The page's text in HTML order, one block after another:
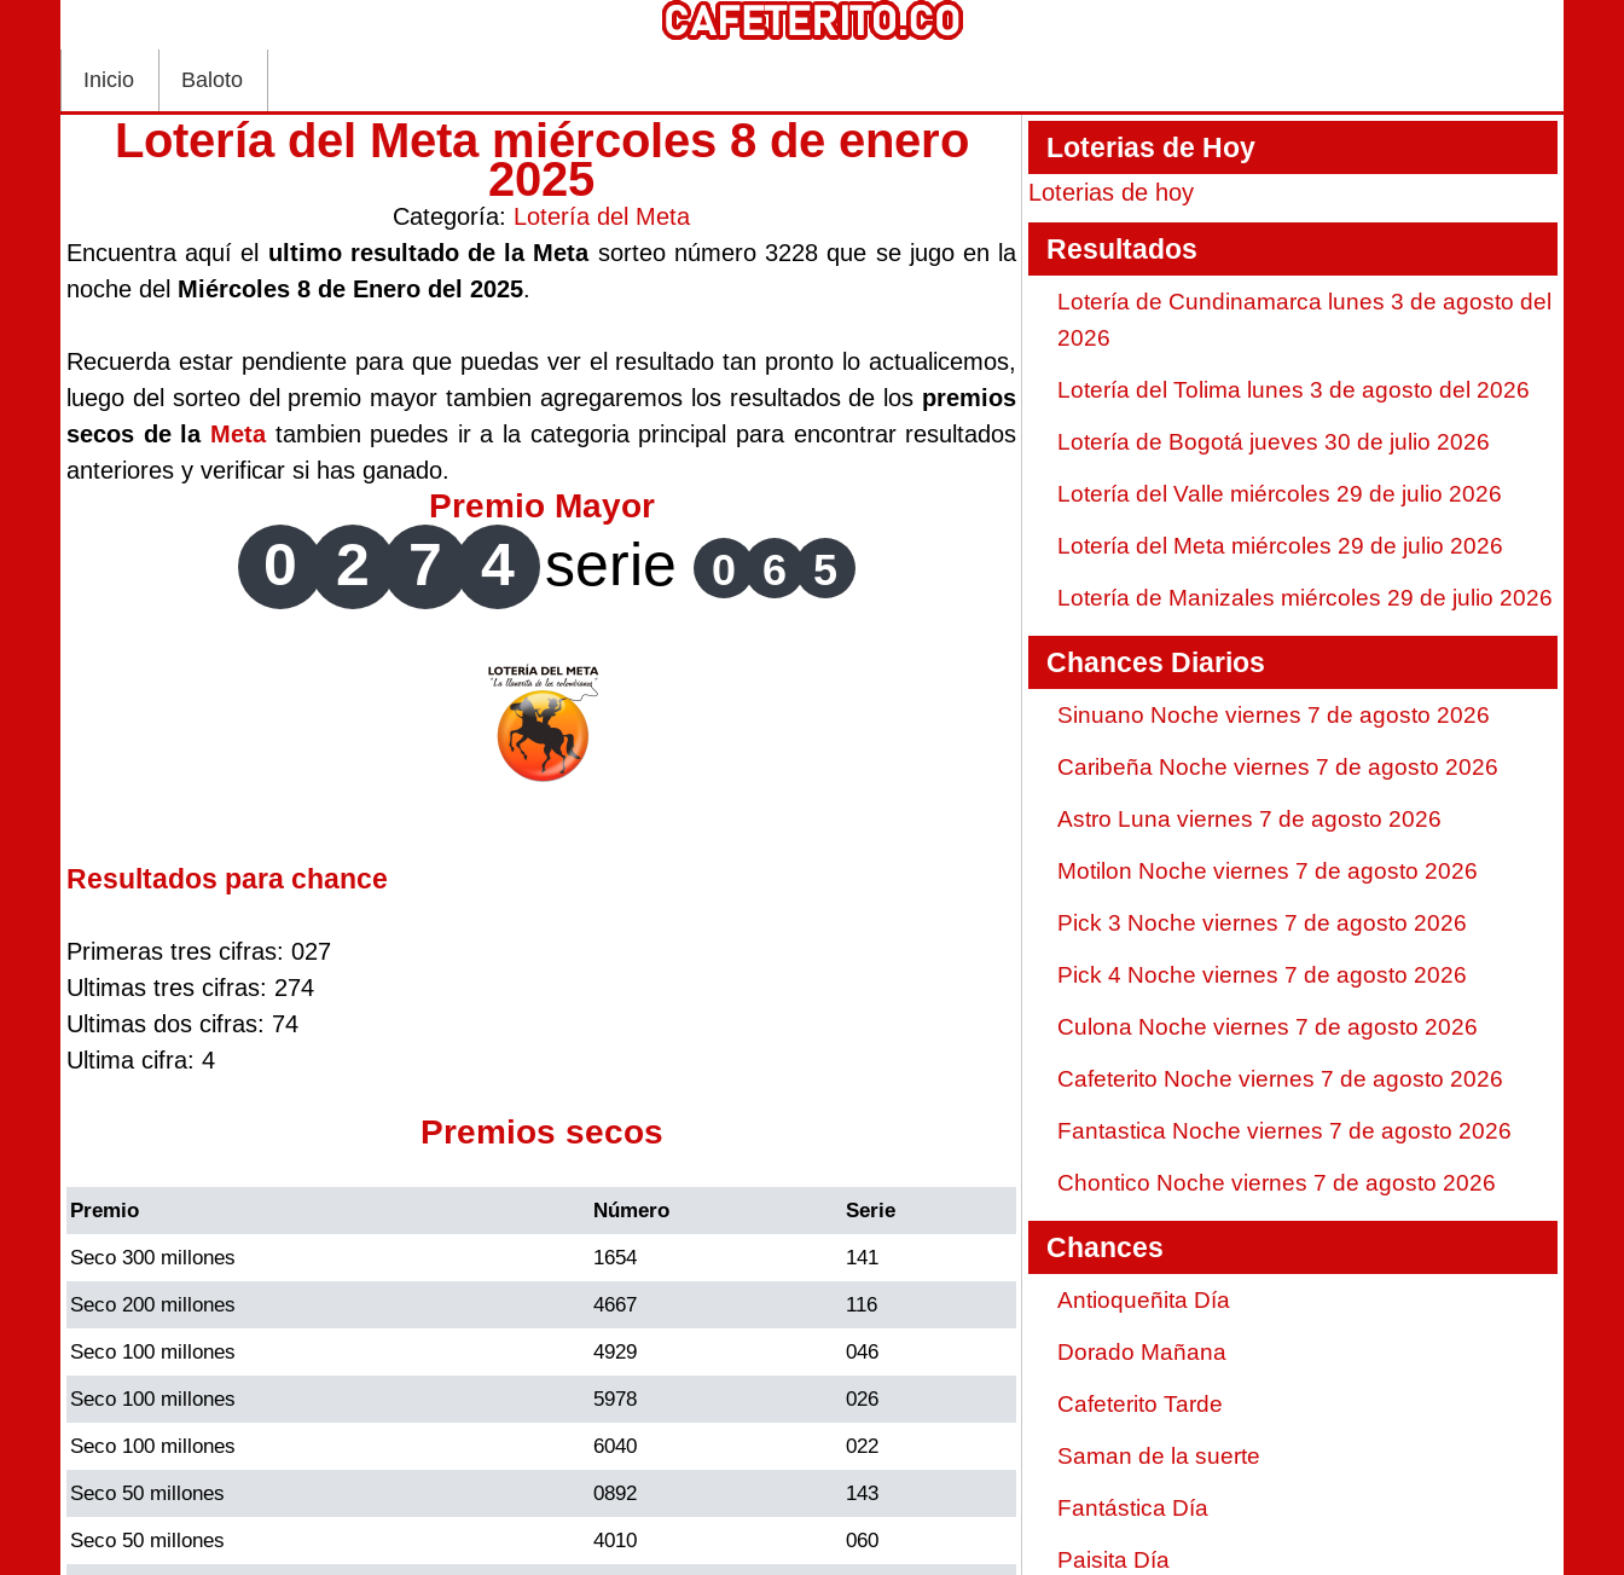
Inicio Baloto
Lotería del Meta miércoles 8 de enero
2025
Categoría: Lotería del Meta
Encuentra aquí el ultimo resultado de la Metasorteo número 3228 que se jugo en la
noche del Miércoles 8 de Enero del 2025.
Recuerda estar pendiente para que puedas ver el resultado tan pronto lo actualicemos,
luego del sorteo del premio mayor tambien agregaremos los resultados de los premios
secos de la Metatambien puedes ir a la categoria principal para encontrar resultados
anteriores y verificar si has ganado.
Premio Mayor
0 2 7 4 serie 0 6 5
Resultados para chance
Primeras tres cifras: 027
Ultimas tres cifras: 274
Ultimas dos cifras: 74
Ultima cifra: 4
Premios secos
Premio Número Serie
Seco 300 millones 1654 141
Seco 200 millones 4667 116
Seco 100 millones 4929 046
Seco 100 millones 5978 026
Seco 100 millones 6040 022
Seco 50 millones 0892 143
Seco 50 millones 4010 060
Loterias de Hoy
Loterias de hoy
Resultados
Lotería de Cundinamarca lunes 3 de agosto del
2026
Lotería del Tolima lunes 3 de agosto del 2026
Lotería de Bogotá jueves 30 de julio 2026
Lotería del Valle miércoles 29 de julio 2026
Lotería del Meta miércoles 29 de julio 2026
Lotería de Manizales miércoles 29 de julio 2026
Chances Diarios
Sinuano Noche viernes 7 de agosto 2026
Caribeña Noche viernes 7 de agosto 2026
Astro Luna viernes 7 de agosto 2026
Motilon Noche viernes 7 de agosto 2026
Pick 3 Noche viernes 7 de agosto 2026
Pick 4 Noche viernes 7 de agosto 2026
Culona Noche viernes 7 de agosto 2026
Cafeterito Noche viernes 7 de agosto 2026
Fantastica Noche viernes 7 de agosto 2026
Chontico Noche viernes 7 de agosto 2026
Chances
Antioqueñita Día
Dorado Mañana
Cafeterito Tarde
Saman de la suerte
Fantástica Día
Paisita Día